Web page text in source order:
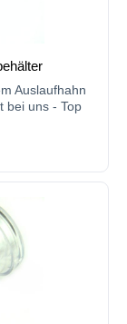
Auslaufhahn
bei uns - Top